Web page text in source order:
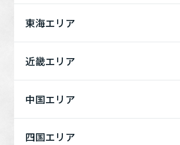
新潟県 富山県
石川県 福井県
長野県 山梨県
近畿エリア
滋賀県 京都府
大阪府 兵庫県
中国エリア
鳥取県 島根県
山形県 福島県
群馬県 埼玉県
千葉県 東京都
神奈川県
東海エリア
岐阜県 静岡県
愛知県 三重県
四国エリア